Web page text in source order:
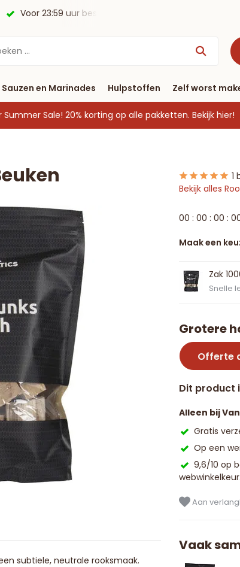
Voor 23:59 uur besteld, morgen in huis*.
Sauzen en Marinades Hulpstoffen Zelf worst
Summer Sale! 20% korting op alle pakketten. Bekijk hier!
subtiele, neutrale rooksmaak.
1
Bekijk alles
00 : 00 : 00 : 0
Maak een
Zak
Snelle
Grotere
Offerte
Dit product
Alleen bij
Gratis
Op een
9,6/10 op
Aan
Vaak